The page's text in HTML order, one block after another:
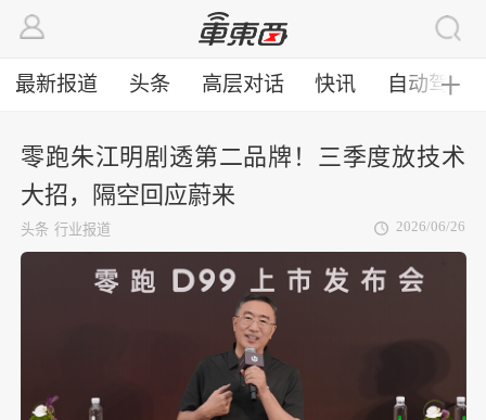
最新报道 头条 高层对话 快讯 自动驾驶
╋
零跑朱江明剧透第二品牌！三季度放技术
大招，隔空回应蔚来
头条 行业报道 2026/06/26